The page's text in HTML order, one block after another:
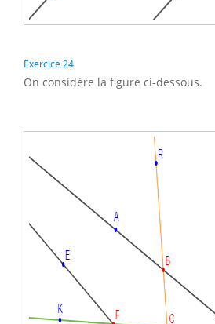
Exercice 24
On considère la figure ci-dessous.